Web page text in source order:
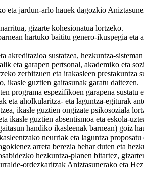
eta jardun-arlo hauek dagozkio
gizarte kohesionatua lortzeko.
hartuko baititu genero-ikuspegia
akreditazioa sustatzea, hezkuntza-
eta garapen pertsonal, akademiko eta
zerbitzuen eta irakasleen
ikasle guztien gaitasunak garatu daitezen.
programa espezifikoen garapena sustatu
eta aholkularitza- eta laguntza-egiturak
ikasle guztien ongizate psikosoziala
ikasle guztien absentismoa eta eskola-
handiko ikasleenak barnean) goiz
neurriak eta laguntza
arreta berezia behar duten eta
hezkuntza-planen bitartez,
ordezkaritzak Aniztasunerako eta